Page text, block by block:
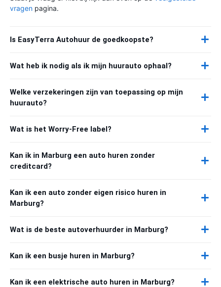
vragen pagina.
Is EasyTerra Autohuur de goedkoopste?
Wat heb ik nodig als ik mijn huurauto ophaal?
Welke verzekeringen zijn van toepassing op mijn
huurauto?
Wat is het Worry-Free label?
Kan ik in Marburg een auto huren zonder
creditcard?
Kan ik een auto zonder eigen risico huren in
Marburg?
Wat is de beste autoverhuurder in Marburg?
Kan ik een busje huren in Marburg?
Kan ik een elektrische auto huren in Marburg?